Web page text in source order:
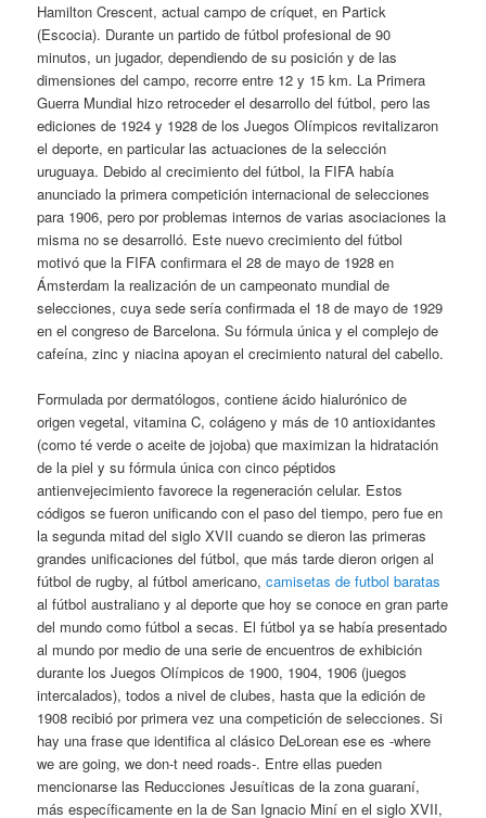
Hamilton Crescent, actual campo de críquet, en Partick
(Escocia). Durante un partido de fútbol profesional de 90
minutos, un jugador, dependiendo de su posición y de las
dimensiones del campo, recorre entre 12 y 15 km. La Primera
Guerra Mundial hizo retroceder el desarrollo del fútbol, pero las
ediciones de 1924 y 1928 de los Juegos Olímpicos revitalizaron
el deporte, en particular las actuaciones de la selección
uruguaya. Debido al crecimiento del fútbol, la FIFA había
anunciado la primera competición internacional de selecciones
para 1906, pero por problemas internos de varias asociaciones la
misma no se desarrolló. Este nuevo crecimiento del fútbol
motivó que la FIFA confirmara el 28 de mayo de 1928 en
Ámsterdam la realización de un campeonato mundial de
selecciones, cuya sede sería confirmada el 18 de mayo de 1929
en el congreso de Barcelona. Su fórmula única y el complejo de
cafeína, zinc y niacina apoyan el crecimiento natural del cabello.
Formulada por dermatólogos, contiene ácido hialurónico de
origen vegetal, vitamina C, colágeno y más de 10 antioxidantes
(como té verde o aceite de jojoba) que maximizan la hidratación
de la piel y su fórmula única con cinco péptidos
antienvejecimiento favorece la regeneración celular. Estos
códigos se fueron unificando con el paso del tiempo, pero fue en
la segunda mitad del siglo XVII cuando se dieron las primeras
grandes unificaciones del fútbol, que más tarde dieron origen al
fútbol de rugby, al fútbol americano,camisetas de futbol baratas
al fútbol australiano y al deporte que hoy se conoce en gran parte
del mundo como fútbol a secas. El fútbol ya se había presentado
al mundo por medio de una serie de encuentros de exhibición
durante los Juegos Olímpicos de 1900, 1904, 1906 (juegos
intercalados), todos a nivel de clubes, hasta que la edición de
1908 recibió por primera vez una competición de selecciones. Si
hay una frase que identifica al clásico DeLorean ese es -where
we are going, we don-t need roads-. Entre ellas pueden
mencionarse las Reducciones Jesuíticas de la zona guaraní,
más específicamente en la de San Ignacio Miní en el siglo XVII,